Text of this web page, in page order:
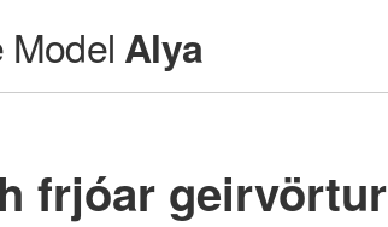
Model Alya
frjóar geirvörtur